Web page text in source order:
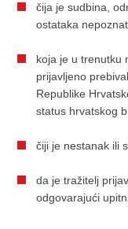
čija je sudbina,
ostataka
koja je u trenutku
prijavljeno
Republike
status hrvatskog
čiji je nestanak ili
da je tražitelj
odgovarajući